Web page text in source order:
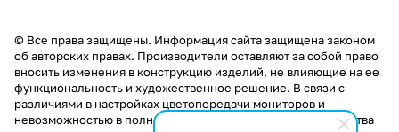
© Все права защищены. Информация сайта защищена законом
об авторских правах. Производители оставляют за собой право
вносить изменения в конструкцию изделий, не влияющие на ее
функциональность и художественное решение. В связи с
различиями в настройках цветопередачи мониторов и
невозможностью в полной мере передать некоторые свойства